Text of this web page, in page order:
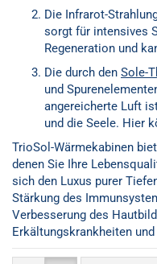
Die Infrarot-
sorgt für intensives
Regeneration und
Die durch den Sole-
und
angereicherte Luft
und die Seele. Hier
TrioSol-Wärmekabinen
denen Sie Ihre
sich den Luxus purer
Stärkung des
Verbesserung des
Erkältungskrankheiten